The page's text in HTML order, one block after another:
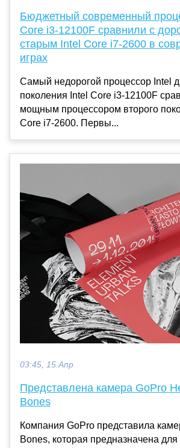
Бюджетный современный
Core i3-12100F сравнили с
старым Intel Core i7-2600 в
играх
Самый недорогой процессор Intel
поколения Intel Core i3-12100F
мощным процессором второго
Core i7-2600. Первы...
03:45, 15 Апр
Представлена камера GoPro
Bones
Компания GoPro представила
Bones, которая предназначена